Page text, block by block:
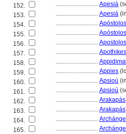
152.
............................ Apesi
153.
............................ Apesi
154.
............................
155.
............................
156.
............................
157.
............................ Apothikes
158.
............................
159.
............................ Appies
160.
............................ Apsioú
161.
............................ Apsioú
162.
............................ Arakapás
163.
............................ Arakapás
164.
............................
165.
............................